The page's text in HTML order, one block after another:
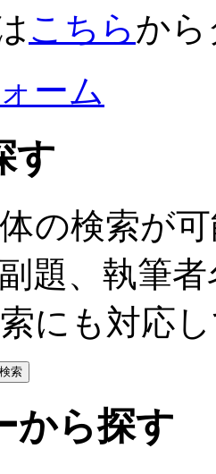
こちらか
ーム
す
の検索が
題、執筆
にも対応
から探す